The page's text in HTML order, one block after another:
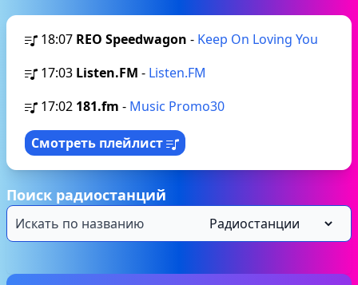
18:07 REO Speedwagon - Keep On Loving You
17:03 Listen.FM - Listen.FM
17:02 181.fm - Music Promo30
Смотреть плейлист
Поиск радиостанций